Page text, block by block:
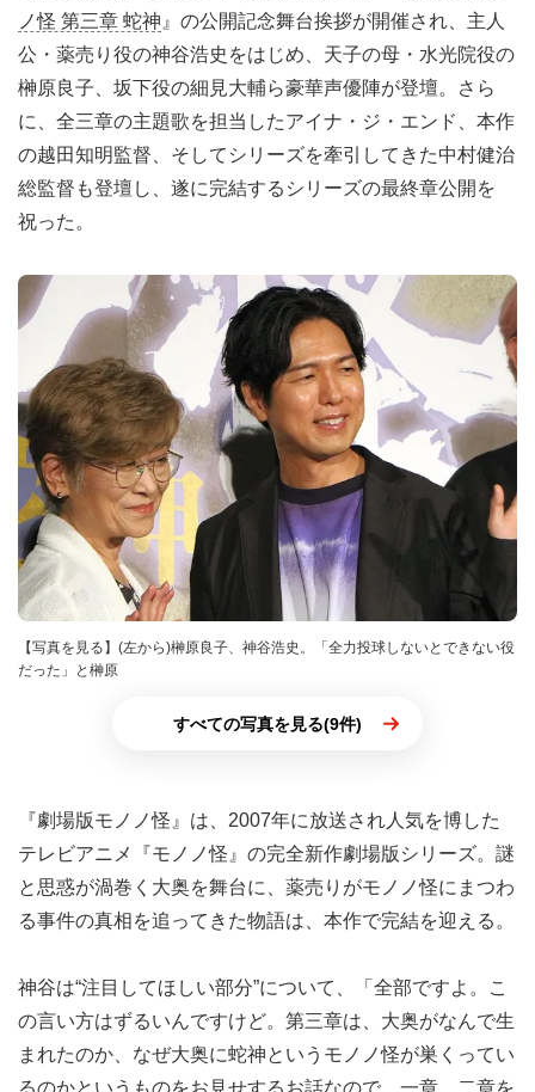
ノ怪 第三章 蛇神 』の公開記念舞台挨拶が開催され、主人
公・薬売り役の神谷浩史をはじめ、天子の母・水光院役の
榊󠄀原良子、坂下役の細見大輔ら豪華声優陣が登壇。さら
に、全三章の主題歌を担当したアイナ・ジ・エンド、本作
の越田知明監督、そしてシリーズを牽引してきた中村健治
総監督も登壇し、遂に完結するシリーズの最終章公開を
祝った。
【写真を見る】(左から)榊原良子、神谷浩史。「全力投球しないとできない役
だった」と榊原
すべての写真を見る(9件)
『劇場版モノノ怪』は、2007年に放送され人気を博した
テレビアニメ『モノノ怪』の完全新作劇場版シリーズ。謎
と思惑が渦巻く大奥を舞台に、薬売りがモノノ怪にまつわ
る事件の真相を追ってきた物語は、本作で完結を迎える。
神谷は“注目してほしい部分”について、「全部ですよ。こ
の言い方はずるいんですけど。第三章は、大奥がなんで生
まれたのか、なぜ大奥に蛇神というモノノ怪が巣くってい